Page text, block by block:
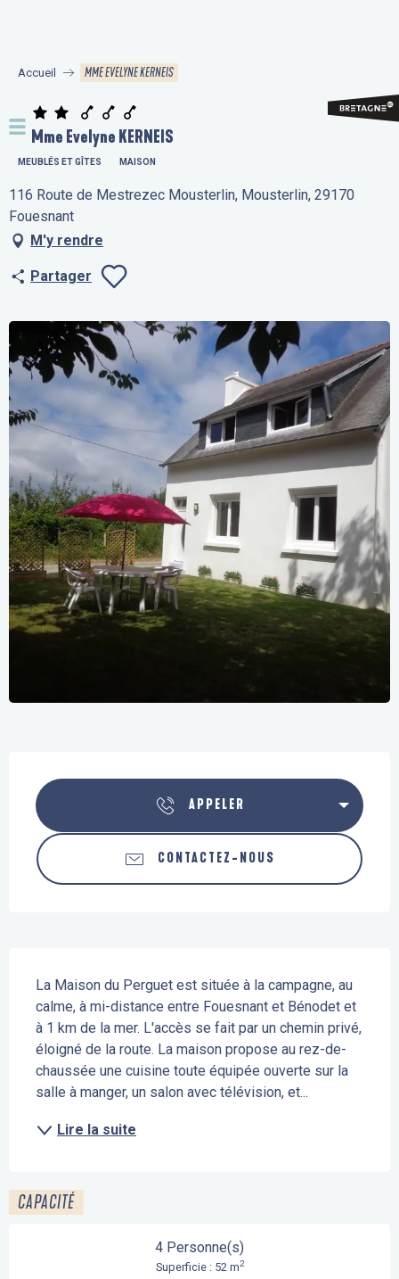
principal
Accueil MME EVELYNE KERNEIS
Mme Evelyne KERNEIS
MEUBLÉS ET GÎTES MAISON
116 Route de Mestrezec Mousterlin, Mousterlin, 29170
Fouesnant
M'y rendre
Partager
APPELER
CONTACTEZ-NOUS
La Maison du Perguet est située à la campagne, au
calme, à mi-distance entre Fouesnant et Bénodet et
à 1 km de la mer. L'accès se fait par un chemin privé,
éloigné de la route. La maison propose au rez-de-
chaussée une cuisine toute équipée ouverte sur la
salle à manger, un salon avec télévision, et...
Lire la suite
CAPACITÉ
4 Personne(s)
Superficie : 52 m2